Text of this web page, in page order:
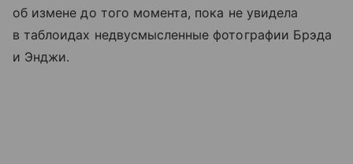
об измене до того момента, пока не увидела
в таблоидах недвусмысленные фотографии Брэда
и Энджи.